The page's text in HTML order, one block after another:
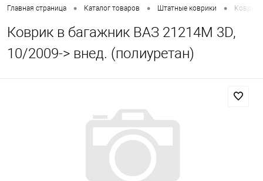
Главная страница • Каталог товаров • Штатные коврики • Коврик
Коврик в багажник ВАЗ 21214M 3D,
10/2009-> внед. (полиуретан)